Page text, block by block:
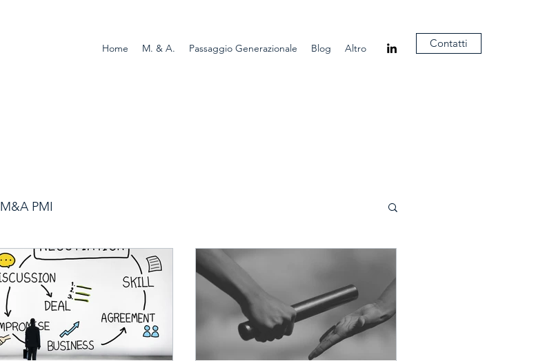
Home M. & A. Passaggio Generazionale Blog Altro Contatti
M&A PMI